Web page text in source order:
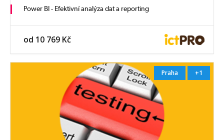
Power BI - Efektivní analýza dat a reporting
od 10 769 Kč
Praha +1